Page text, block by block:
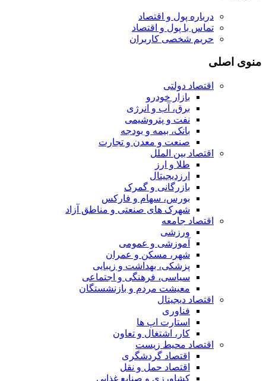
درباره پول و اقتصاد
تماس با پول و اقتصاد
حریم شخصی کاربران
منوی اصلی
اقتصاد دولتی
بازار خودرو
برق، آب و انرژی
نفت و پتروشیمی
بانک، بیمه و بودجه
صنعت و معدن و تجارت
اقتصاد بین الملل
طلا و ارز
ارزدیجیتال
بازرگانی و گمرک
بورس، سهام و فارکس
شهرک های صنعتی و مناطق آزاد
اقتصاد جامعه
ورزشی
آموزشی و عمومی
شهر، مسکن و عمران
پزشکی، بهداشت و زیبایی
سیاسی، فرهنگی و اجتماعی
معیشت مردم و بازنشستگان
اقتصاد دیجیتال
فناوری
استارت اپ ها
کار، اشتغال و تعاون
اقتصاد محیط زیست
اقتصاد گردشگری
اقتصاد حمل و نقل
کشاورزی و صنایع غذایی